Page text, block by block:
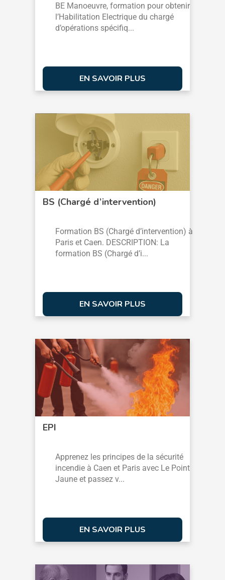
BE Manoeuvre, formation pour obtenir
l’Habilitation Electrique du chargé
d’opérations spécifiq...
EN SAVOIR PLUS
BS (Chargé d’intervention)
Formation BS (Chargé d’intervention) à
Paris et Caen. DESCRIPTION: La
formation BS (Chargé d’i...
EN SAVOIR PLUS
EPI
Apprenez les principes de la sécurité
incendie à Caen et Paris avec Le Point
Jaune et passez v...
EN SAVOIR PLUS